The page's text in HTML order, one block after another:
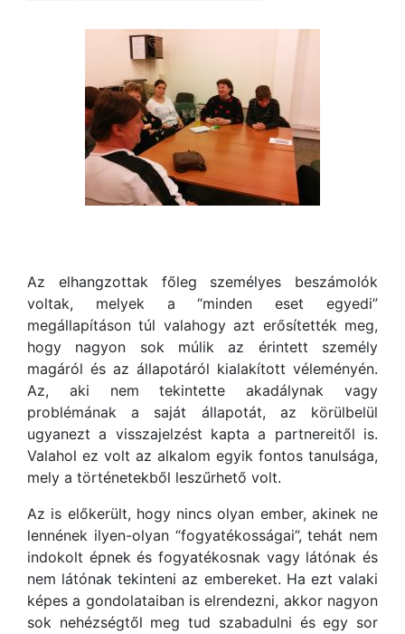
Az elhangzottak főleg személyes beszámolók
voltak, melyek a “minden eset egyedi”
megállapításon túl valahogy azt erősítették meg,
hogy nagyon sok múlik az érintett személy
magáról és az állapotáról kialakított véleményén.
Az, aki nem tekintette akadálynak vagy
problémának a saját állapotát, az körülbelül
ugyanezt a visszajelzést kapta a partnereitől is.
Valahol ez volt az alkalom egyik fontos tanulsága,
mely a történetekből leszűrhető volt.
Az is előkerült, hogy nincs olyan ember, akinek ne
lennének ilyen-olyan “fogyatékosságai”, tehát nem
indokolt épnek és fogyatékosnak vagy látónak és
nem látónak tekinteni az embereket. Ha ezt valaki
képes a gondolataiban is elrendezni, akkor nagyon
sok nehézségtől meg tud szabadulni és egy sor